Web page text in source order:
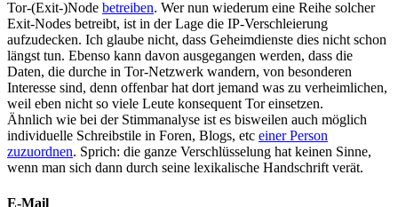
Tor-(Exit-)Node betreiben. Wer nun wiederum eine Reihe solcher
Exit-Nodes betreibt, ist in der Lage die IP-Verschleierung
aufzudecken. Ich glaube nicht, dass Geheimdienste dies nicht schon
längst tun. Ebenso kann davon ausgegangen werden, dass die
Daten, die durche in Tor-Netzwerk wandern, von besonderen
Interesse sind, denn offenbar hat dort jemand was zu verheimlichen,
weil eben nicht so viele Leute konsequent Tor einsetzen.
Ähnlich wie bei der Stimmanalyse ist es bisweilen auch möglich
individuelle Schreibstile in Foren, Blogs, etc einer Person
zuzuordnen. Sprich: die ganze Verschlüsselung hat keinen Sinne,
wenn man sich dann durch seine lexikalische Handschrift verät.
E-Mail